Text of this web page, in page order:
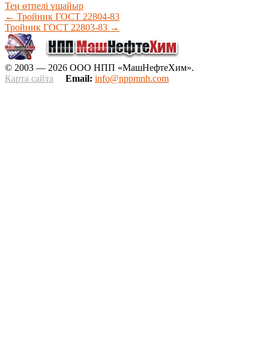
Тең өтпелі үшайыр
← Тройник ГОСТ 22804-83
Тройник ГОСТ 22803-83 →
© 2003 — 2026 ООО НПП «МашНефтеХим».
Карта сайта
Email: info@nppmnh.com